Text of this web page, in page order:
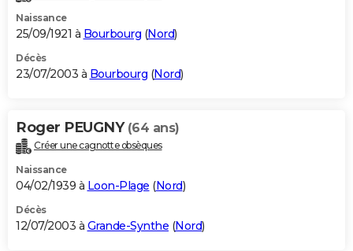
Naissance
25/09/1921 à Bourbourg (Nord)
Décès
23/07/2003 à Bourbourg (Nord)
Roger PEUGNY (64 ans)
Créer une cagnotte obsèques
Naissance
04/02/1939 à Loon-Plage (Nord)
Décès
12/07/2003 à Grande-Synthe (Nord)